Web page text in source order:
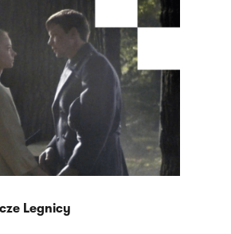
Legnicy